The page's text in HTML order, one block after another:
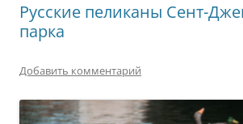
Русские пеликаны Сент-
парка
Добавить комментарий